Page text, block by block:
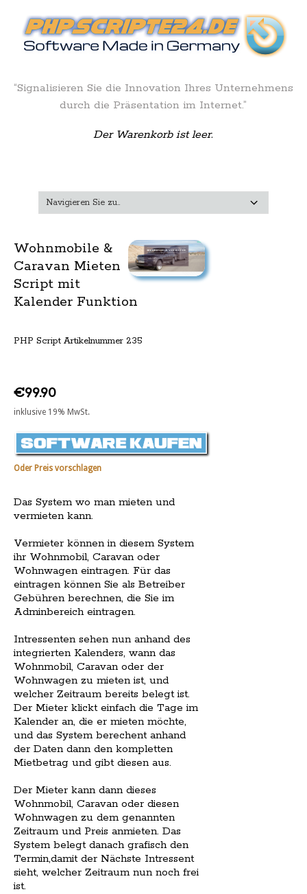
“Signalisieren Sie die Innovation Ihres Unternehmens
durch die Präsentation im Internet.”
Der Warenkorb ist leer.
Wohnmobile &
Caravan Mieten
Script mit
Kalender Funktion
PHP Script Artikelnummer 235
€99.90
inklusive 19% MwSt.
Oder Preis vorschlagen
Das System wo man mieten und
vermieten kann.
Vermieter können in diesem System
ihr Wohnmobil, Caravan oder
Wohnwagen eintragen. Für das
eintragen können Sie als Betreiber
Gebühren berechnen, die Sie im
Adminbereich eintragen.
Intressenten sehen nun anhand des
integrierten Kalenders, wann das
Wohnmobil, Caravan oder der
Wohnwagen zu mieten ist, und
welcher Zeitraum bereits belegt ist.
Der Mieter klickt einfach die Tage im
Kalender an, die er mieten möchte,
und das System berechent anhand
der Daten dann den kompletten
Mietbetrag und gibt diesen aus.
Der Mieter kann dann dieses
Wohnmobil, Caravan oder diesen
Wohnwagen zu dem genannten
Zeitraum und Preis anmieten. Das
System belegt danach grafisch den
Termin,damit der Nächste Intressent
sieht, welcher Zeitraum nun noch frei
ist.